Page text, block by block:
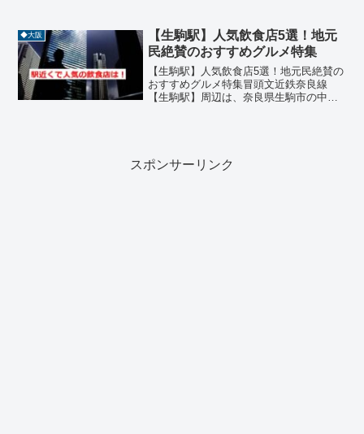
駅から徒歩圏内には、中華、串揚げ、牛
たん、和食、うどんなどジ...
◆大阪
【生駒駅】人気飲食店5選！地元
民絶賛のおすすめグルメ特集
【生駒駅】人気飲食店5選！地元民絶賛の
おすすめグルメ特集冒頭文近鉄奈良線
【生駒駅】周辺は、奈良県生駒市の中心
スポンサーリンク